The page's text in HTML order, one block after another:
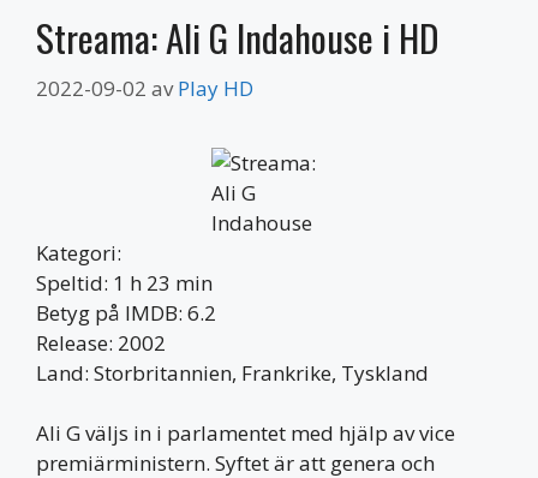
Streama: Ali G Indahouse i HD
2022-09-02 avPlay HD
Kategori:
Speltid: 1 h 23 min
Betyg på IMDB: 6.2
Release: 2002
Land: Storbritannien, Frankrike, Tyskland
Ali G väljs in i parlamentet med hjälp av vice
premiärministern. Syftet är att genera och